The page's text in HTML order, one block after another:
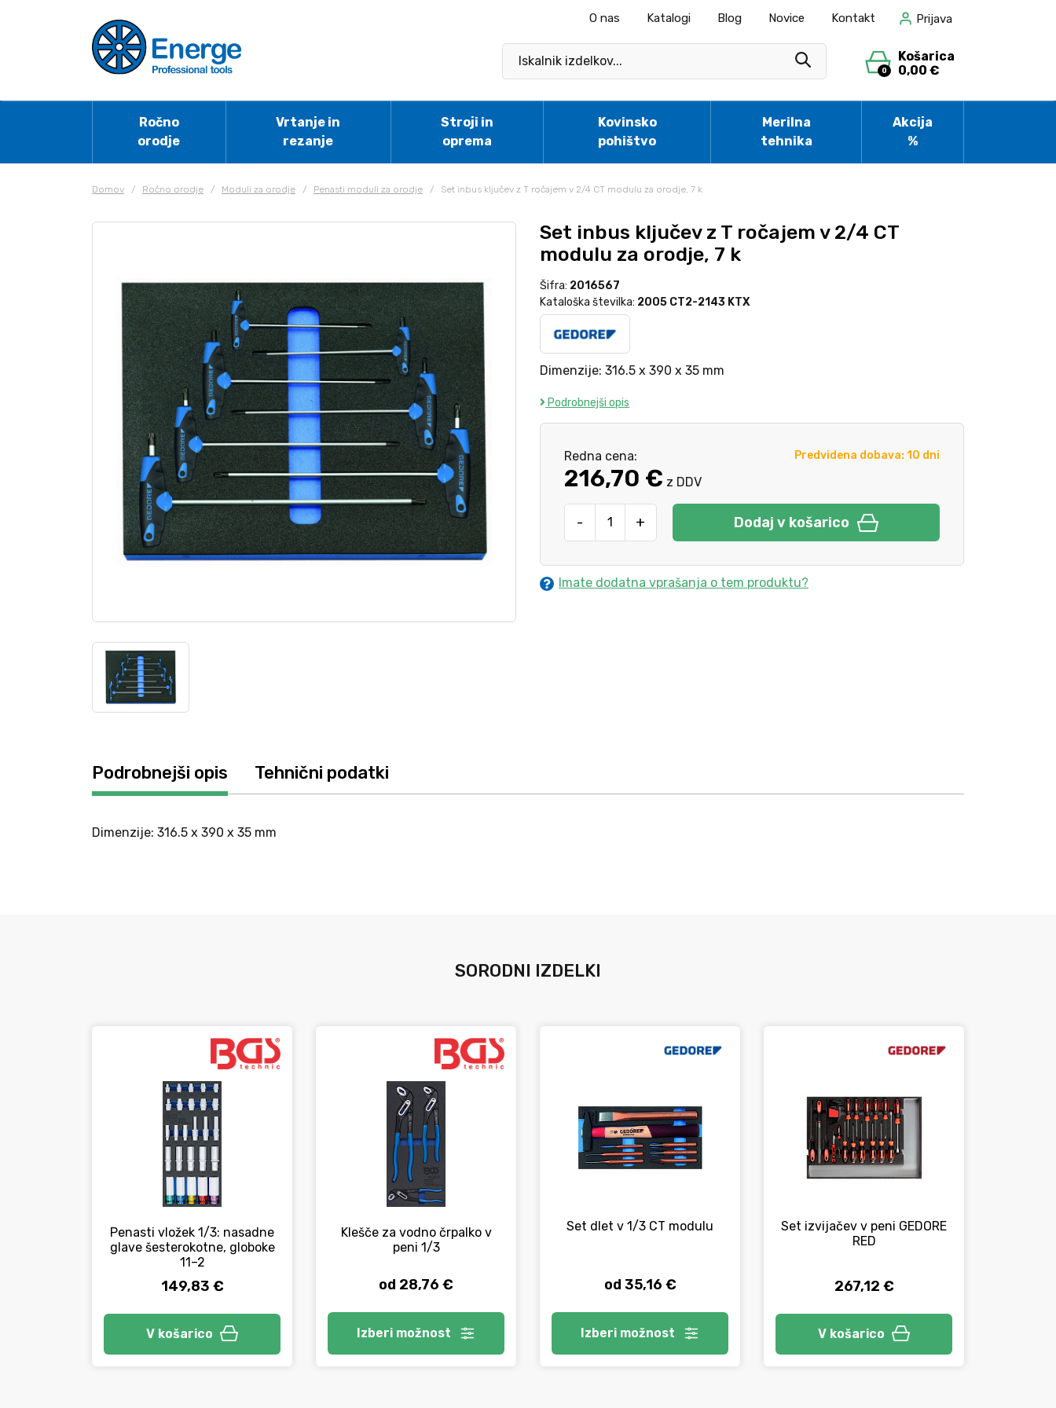
O nas Katalogi Blog Novice Kontakt Prijava
0
Košarica
0,00 €
Ročno
orodje
Vrtanje in
rezanje
Stroji in
oprema
Kovinsko
pohištvo
Merilna
tehnika
Akcija
%
Domov / Ročno orodje / Moduli za orodje / Penasti moduli za orodje / Set inbus ključev z T ročajem v 2/4 CT modulu za orodje, 7 k
Set inbus ključev z T ročajem v 2/4 CT
modulu za orodje, 7 k
Šifra: 2016567
Kataloška številka: 2005 CT2-2143 KTX
Dimenzije: 316.5 x 390 x 35 mm
Podrobnejši opis
Predvidena dobava: 10 dni
Redna cena:
216,70 € z DDV
- + Dodaj v košarico
Imate dodatna vprašanja o tem produktu?
Podrobnejši opis Tehnični podatki
Dimenzije: 316.5 x 390 x 35 mm
SORODNI IZDELKI
Penasti vložek 1/3: nasadne
glave šesterokotne, globoke
11–2
149,83 €
V košarico
Klešče za vodno črpalko v
peni 1/3
od 28,76 €
Izberi možnost
Set dlet v 1/3 CT modulu
od 35,16 €
Izberi možnost
Set izvijačev v peni GEDORE
RED
267,12 €
V košarico